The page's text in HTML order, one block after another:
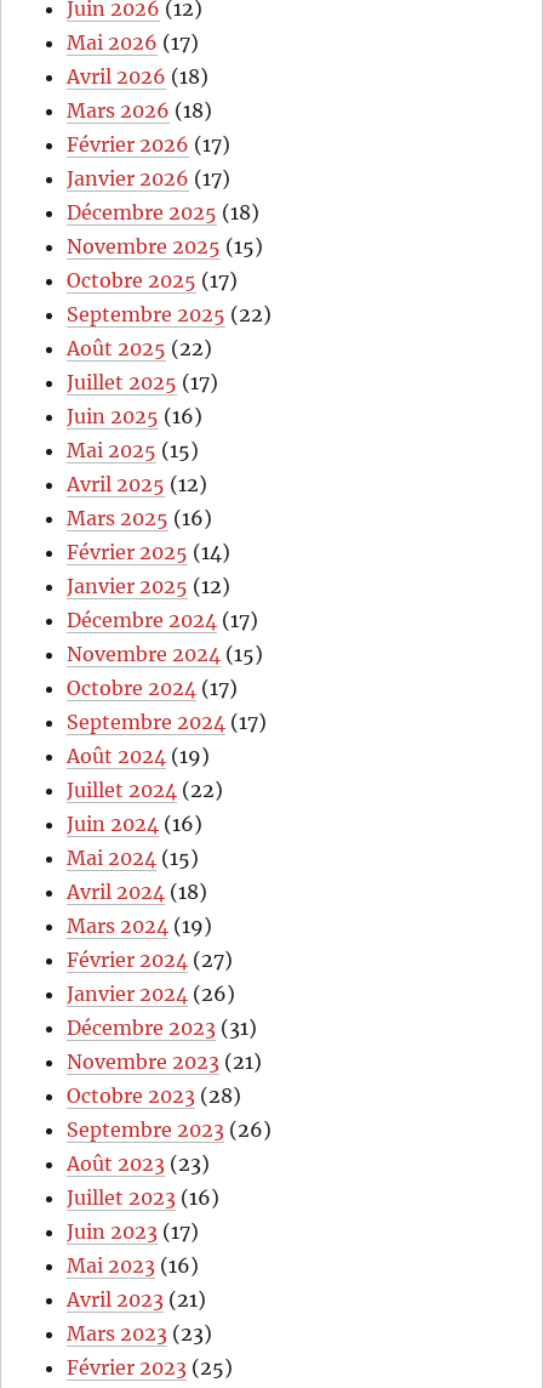
Juin 2026 (12)
Mai 2026 (17)
Avril 2026 (18)
Mars 2026 (18)
Février 2026 (17)
Janvier 2026 (17)
Décembre 2025 (18)
Novembre 2025 (15)
Octobre 2025 (17)
Septembre 2025 (22)
Août 2025 (22)
Juillet 2025 (17)
Juin 2025 (16)
Mai 2025 (15)
Avril 2025 (12)
Mars 2025 (16)
Février 2025 (14)
Janvier 2025 (12)
Décembre 2024 (17)
Novembre 2024 (15)
Octobre 2024 (17)
Septembre 2024 (17)
Août 2024 (19)
Juillet 2024 (22)
Juin 2024 (16)
Mai 2024 (15)
Avril 2024 (18)
Mars 2024 (19)
Février 2024 (27)
Janvier 2024 (26)
Décembre 2023 (31)
Novembre 2023 (21)
Octobre 2023 (28)
Septembre 2023 (26)
Août 2023 (23)
Juillet 2023 (16)
Juin 2023 (17)
Mai 2023 (16)
Avril 2023 (21)
Mars 2023 (23)
Février 2023 (25)